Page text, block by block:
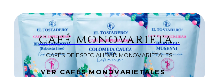
VER CAFÉS MONOVARIETALES
café monovarietal
CAFÉS DE ESPECIALIDAD MONOVARIETALES